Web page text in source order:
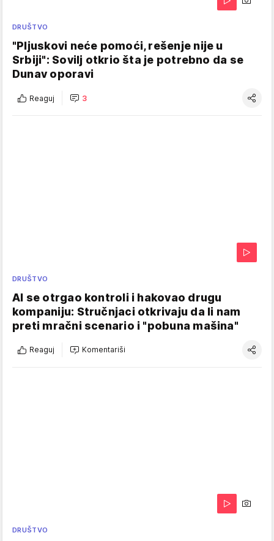
DRUŠTVO
"Pljuskovi neće pomoći, rešenje nije u
Srbiji": Sovilj otkrio šta je potrebno da se
Dunav oporavi
Reaguj 3
DRUŠTVO
AI se otrgao kontroli i hakovao drugu
kompaniju: Stručnjaci otkrivaju da li nam
preti mračni scenario i "pobuna mašina"
Reaguj Komentariši
DRUŠTVO